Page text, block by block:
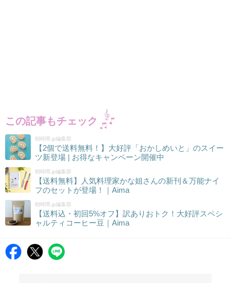
この記事もチェック
朝時間.jp編集部
【2個で送料無料！】大好評「おかしめいと」のスイー
ツ新登場 | お得なキャンペーン開催中
朝時間.jp編集部
【送料無料】人気料理家かな姐さんの新刊＆万能ナイ
フのセットが登場！｜Aima
朝時間.jp編集部
【送料込・初回5%オフ】訳ありおトク！大好評スペシ
ャルティコーヒー豆｜Aima